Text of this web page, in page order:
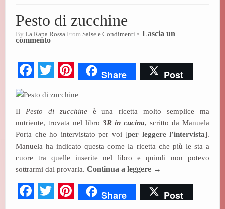
Pesto di zucchine
By La Rapa Rossa From Salse e Condimenti Lascia un
commento
Fa
bo
ok
T
tte
r
Pi
er
es
t
Share Post
Il Pesto di zucchineè una ricetta molto semplice ma
nutriente, trovata nel libro 3R in cucina, scritto da Manuela
Porta che ho intervistato per voi [per leggere l’intervista].
Manuela ha indicato questa come la ricetta che più le sta a
cuore tra quelle inserite nel libro e quindi non potevo
sottrarmi dal provarla. Continua a leggere →
Fa T
Pi
Share Post